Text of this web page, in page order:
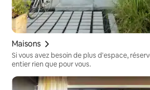
Maisons
Si vous avez besoin de plus d'espace,
entier rien que pour vous.